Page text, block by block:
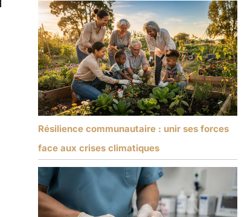
Résilience communautaire : unir ses forces
face aux crises climatiques